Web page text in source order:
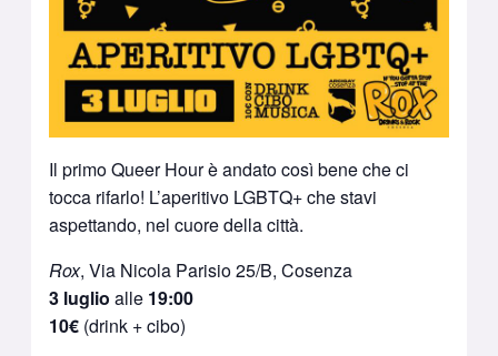
Il primo Queer Hour è andato così bene che ci
tocca rifarlo! L’aperitivo LGBTQ+ che stavi
aspettando, nel cuore della città.
Rox, Via Nicola Parisio 25/B, Cosenza
3 luglio alle 19:00
10€(drink + cibo)